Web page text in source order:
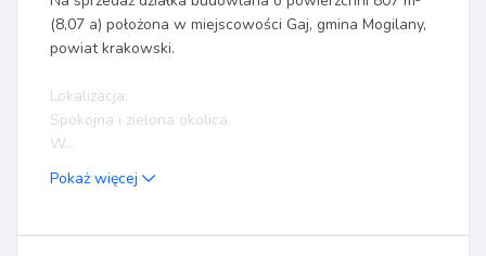
(8,07 a) położona w miejscowości Gaj, gmina Mogilany,
powiat krakowski.
Lokalizacja:
Spokojna i zielona okolica,
W...
Pokaż więcej